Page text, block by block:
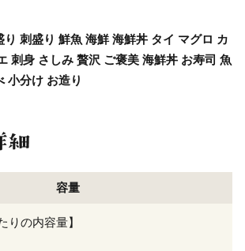
刺盛り 鮮魚 海鮮 海鮮丼 タイ マグロ カ
刺身 さしみ 贅沢 ご褒美 海鮮丼 お寿司 魚
小分け お造り
容量
りの内容量】